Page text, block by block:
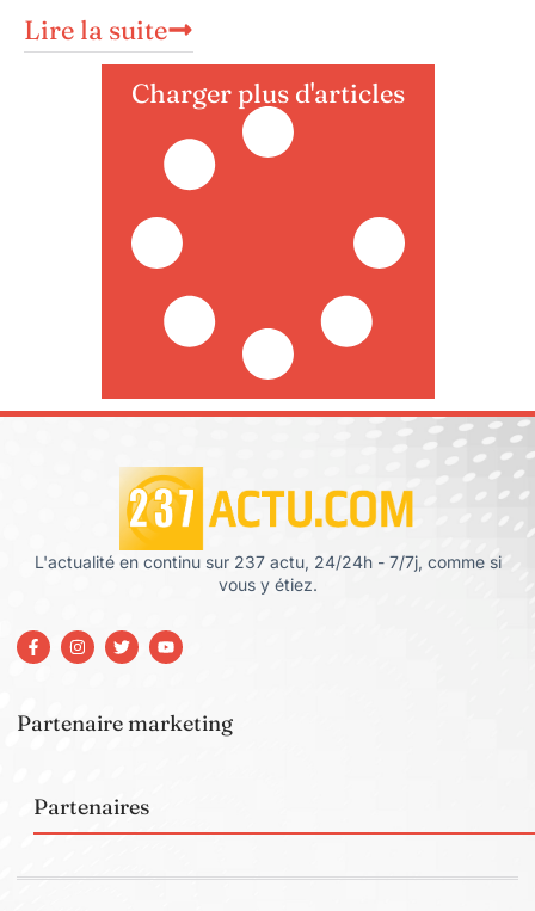
Lire la suite
Charger plus d'articles
L'actualité en continu sur 237 actu, 24/24h - 7/7j, comme si
vous y étiez.
Partenaire marketing
Partenaires